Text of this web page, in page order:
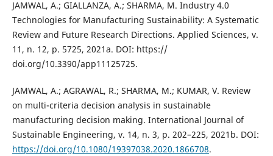
JAMWAL, A.; GIALLANZA, A.; SHARMA, M. Industry 4.0
Technologies for Manufacturing Sustainability: A Systematic
Review and Future Research Directions. Applied Sciences, v.
11, n. 12, p. 5725, 2021a. DOI: https://
doi.org/10.3390/app11125725.
JAMWAL, A.; AGRAWAL, R.; SHARMA, M.; KUMAR, V. Review
on multi-criteria decision analysis in sustainable
manufacturing decision making. International Journal of
Sustainable Engineering, v. 14, n. 3, p. 202–225, 2021b. DOI:
https://doi.org/10.1080/19397038.2020.1866708.